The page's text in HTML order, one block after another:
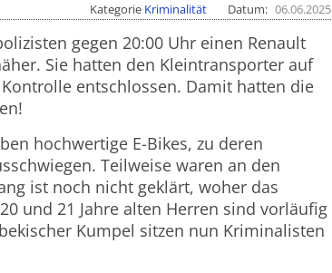
Kategorie Kriminalität Datum 06.06.2025
gegen 20:00 Uhr einen Renault
Sie hatten den Kleintransporter auf
entschlossen. Damit hatten die
hochwertige E-Bikes, zu deren
Teilweise waren an den
ist noch nicht geklärt, woher das
und 21 Jahre alten Herren sind vorläufig
Kumpel sitzen nun Kriminalisten